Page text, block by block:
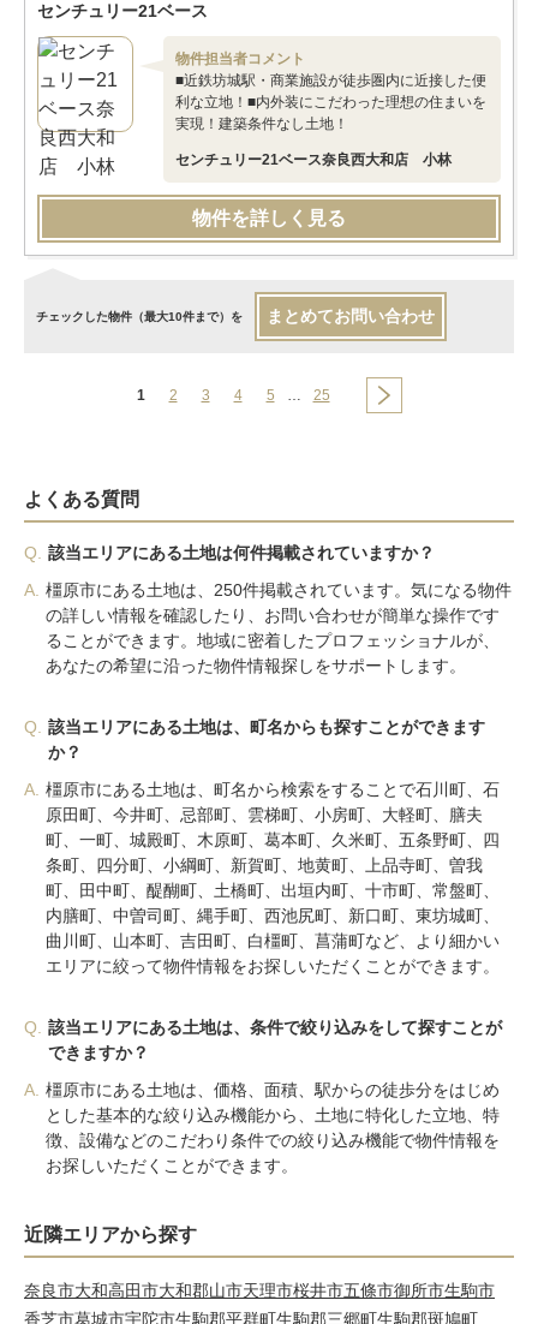
センチュリー21ベース
物件担当者コメント
■近鉄坊城駅・商業施設が徒歩圏内に近接した便
利な立地！■内外装にこだわった理想の住まいを
実現！建築条件なし土地！
センチュリー21ベース奈良西大和店 小林
物件を詳しく見る
チェックした物件（最大10件まで）を まとめてお問い合わせ
1 2 3 4 5 … 25
よくある質問
Q.
該当エリアにある土地は何件掲載されていますか？
A. 橿原市にある土地は、250件掲載されています。気になる物件
の詳しい情報を確認したり、お問い合わせが簡単な操作です
ることができます。地域に密着したプロフェッショナルが、
あなたの希望に沿った物件情報探しをサポートします。
Q.
該当エリアにある土地は、町名からも探すことができます
か？
A. 橿原市にある土地は、町名から検索をすることで石川町、石
原田町、今井町、忌部町、雲梯町、小房町、大軽町、膳夫
町、一町、城殿町、木原町、葛本町、久米町、五条野町、四
条町、四分町、小綱町、新賀町、地黄町、上品寺町、曽我
町、田中町、醍醐町、土橋町、出垣内町、十市町、常盤町、
内膳町、中曽司町、縄手町、西池尻町、新口町、東坊城町、
曲川町、山本町、吉田町、白橿町、菖蒲町など、より細かい
エリアに絞って物件情報をお探しいただくことができます。
Q.
該当エリアにある土地は、条件で絞り込みをして探すことが
できますか？
A. 橿原市にある土地は、価格、面積、駅からの徒歩分をはじめ
とした基本的な絞り込み機能から、土地に特化した立地、特
徴、設備などのこだわり条件での絞り込み機能で物件情報を
お探しいただくことができます。
近隣エリアから探す
奈良市大和高田市大和郡山市天理市桜井市五條市御所市生駒市
香芝市葛城市宇陀市生駒郡平群町生駒郡三郷町生駒郡斑鳩町